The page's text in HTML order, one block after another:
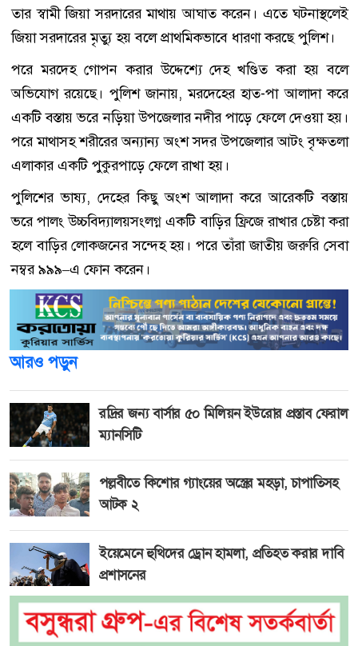
তার স্বামী জিয়া সরদারের মাথায় আঘাত করেন। এতে ঘটনাস্থলেই
জিয়া সরদারের মৃত্যু হয় বলে প্রাথমিকভাবে ধারণা করছে পুলিশ।
পরে মরদেহ গোপন করার উদ্দেশ্যে দেহ খণ্ডিত করা হয় বলে
অভিযোগ রয়েছে। পুলিশ জানায়, মরদেহের হাত-পা আলাদা করে
একটি বস্তায় ভরে নড়িয়া উপজেলার নদীর পাড়ে ফেলে দেওয়া হয়।
পরে মাথাসহ শরীরের অন্যান্য অংশ সদর উপজেলার আটং বৃক্ষতলা
এলাকার একটি পুকুরপাড়ে ফেলে রাখা হয়।
পুলিশের ভাষ্য, দেহের কিছু অংশ আলাদা করে আরেকটি বস্তায়
ভরে পালং উচ্চবিদ্যালয়সংলগ্ন একটি বাড়ির ফ্রিজে রাখার চেষ্টা করা
হলে বাড়ির লোকজনের সন্দেহ হয়। পরে তাঁরা জাতীয় জরুরি সেবা
নম্বর ৯৯৯–এ ফোন করেন।
আরও পড়ুন
রদ্রির জন্য বার্সার ৫০ মিলিয়ন ইউরোর প্রস্তাব ফেরাল
ম্যানসিটি
পল্লবীতে কিশোর গ্যাংয়ের অস্ত্রের মহড়া, চাপাতিসহ
আটক ২
ইয়েমেনে হুথিদের ড্রোন হামলা, প্রতিহত করার দাবি
প্রশাসনের